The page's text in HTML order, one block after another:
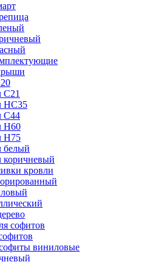
С21
НС35
С44
Н60
Н75
белый
коричневый
кровли
софитов
виниловые